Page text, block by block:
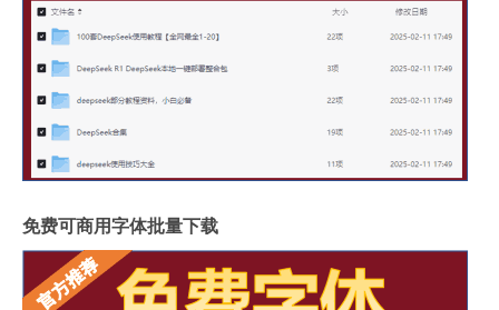
免费可商用字体批量下载